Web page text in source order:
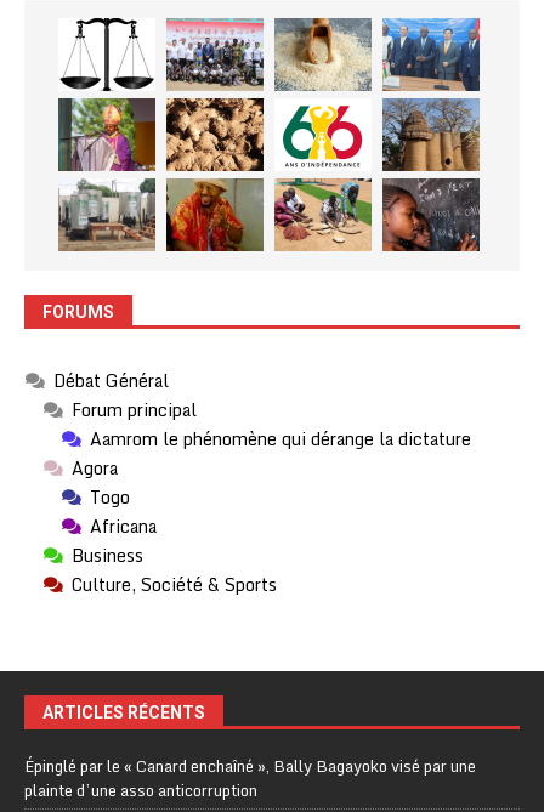
FORUMS
Débat Général
Forum principal
Aamrom le phénomène qui dérange la dictature
Agora
Togo
Africana
Business
Culture, Société & Sports
ARTICLES RÉCENTS
Épinglé par le « Canard enchaîné », Bally Bagayoko visé par une
plainte d’une asso anticorruption